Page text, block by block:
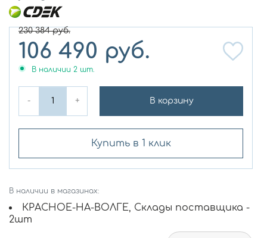
230 384руб.
106 490 руб.
В наличии 2 шт.
- + В корзину
Купить в 1 клик
В наличии в магазинах:
КРАСНОЕ-НА-ВОЛГЕ, Склады поставщика -
2шт